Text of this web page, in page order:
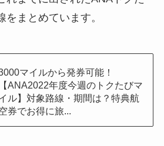
まとめています。
マイルから発券可能！
【ANA2022年度今週のトクたびマ
ル】対象路線・期間は？特典航
券でお得に旅...